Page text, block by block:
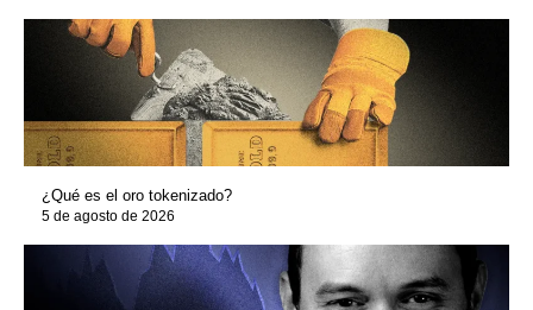
¿Qué es el oro tokenizado?
5 de agosto de 2026